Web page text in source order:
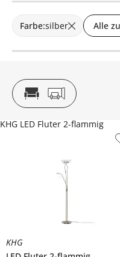
Farbe:silber Alle
KHG
KHG LED Fluter 2-flammig